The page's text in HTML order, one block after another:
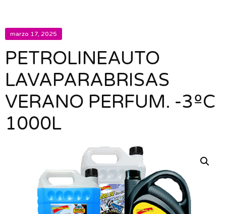
marzo 17, 2025
PETROLINEAUTO
LAVAPARABRISAS
VERANO PERFUM. -3ºC
1000L